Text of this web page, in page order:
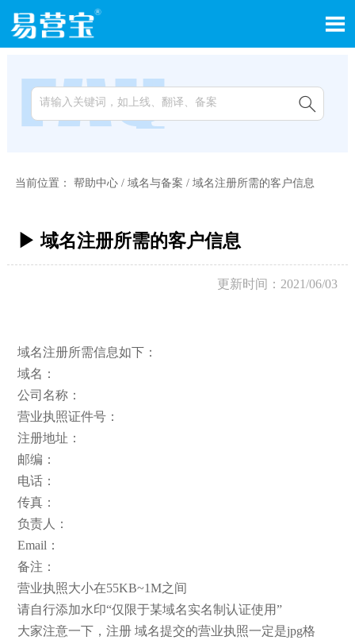


当前位置： 帮助中心/ 域名与备案 / 域名注册所需的客户信息
▶ 域名注册所需的客户信息
更新时间：2021/06/03
域名注册所需信息如下：
域名：
公司名称：
营业执照证件号：
注册地址：
邮编：
电话：
传真：
负责人：
Email：
备注：
营业执照大小在55KB~1M之间
请自行添加水印“仅限于某域名实名制认证使用”
大家注意一下，注册 域名提交的营业执照一定是jpg格